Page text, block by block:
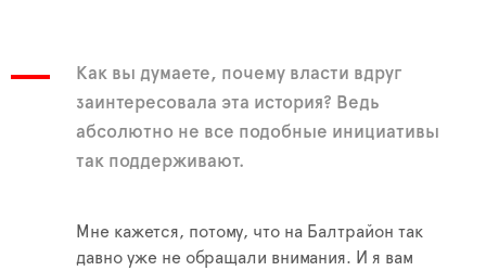
Как вы думаете, почему власти вдруг
заинтересовала эта история? Ведь
абсолютно не все подобные инициативы
так поддерживают.
Мне кажется, потому, что на Балтрайон так
давно уже не обращали внимания. И я вам